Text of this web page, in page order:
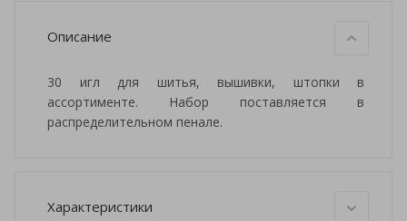
Описание
30 игл для шитья, вышивки, штопки в
ассортименте. Набор поставляется в
распределительном пенале.
Характеристики